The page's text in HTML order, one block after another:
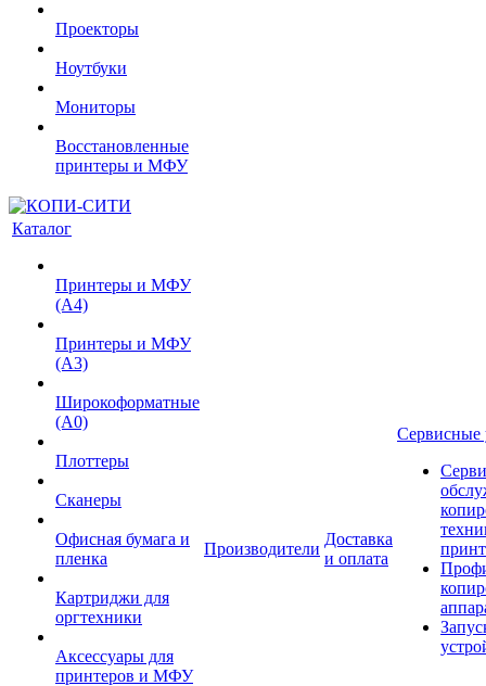
Проекторы
Ноутбуки
Мониторы
Восстановленные
принтеры и МФУ
Каталог
Принтеры и МФУ
(А4)
Принтеры и МФУ
(А3)
Широкоформатные
(А0)
Плоттеры
Сканеры
Офисная бумага и
пленка
Картриджи для
оргтехники
Аксессуары для
принтеров и МФУ
Производители
Доставка
и оплата
Сервисные